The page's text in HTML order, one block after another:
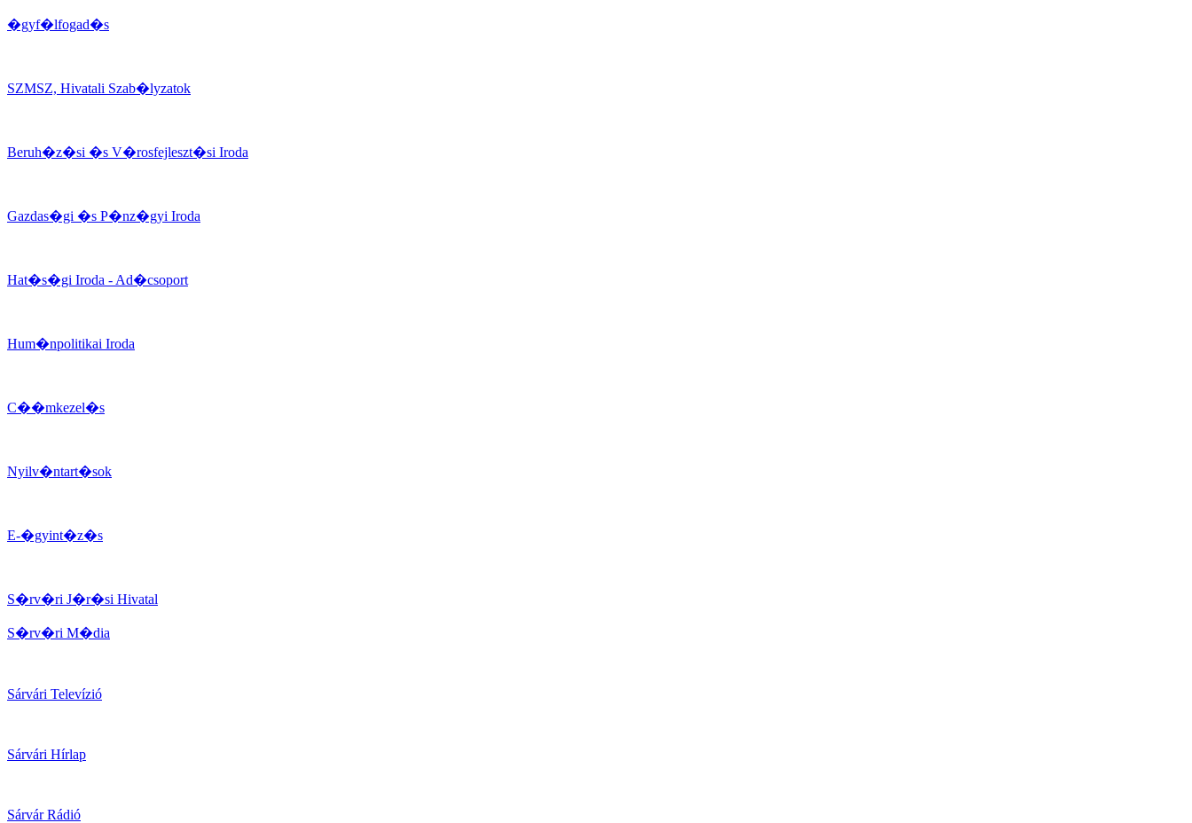
�gyf�lfogad�s
SZMSZ, Hivatali Szab�lyzatok
Beruh�z�si �s V�rosfejleszt�si Iroda
Gazdas�gi �s P�nz�gyi Iroda
Hat�s�gi Iroda - Ad�csoport
Hum�npolitikai Iroda
C��mkezel�s
Nyilv�ntart�sok
E-�gyint�z�s
S�rv�ri J�r�si Hivatal
S�rv�ri M�dia
Sárvári Televízió
Sárvári Hírlap
Sárvár Rádió